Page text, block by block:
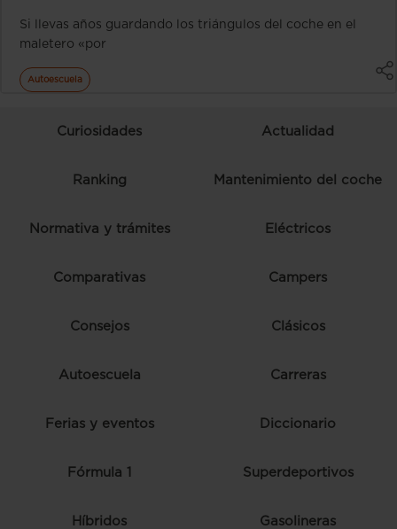
Si llevas años guardando los triángulos del coche en el
maletero «por
Autoescuela
Curiosidades Actualidad
Ranking Mantenimiento del coche
Normativa y trámites Eléctricos
Comparativas Campers
Consejos Clásicos
Autoescuela Carreras
Ferias y eventos Diccionario
Fórmula 1 Superdeportivos
Híbridos Gasolineras